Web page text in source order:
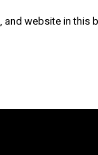
and website in this